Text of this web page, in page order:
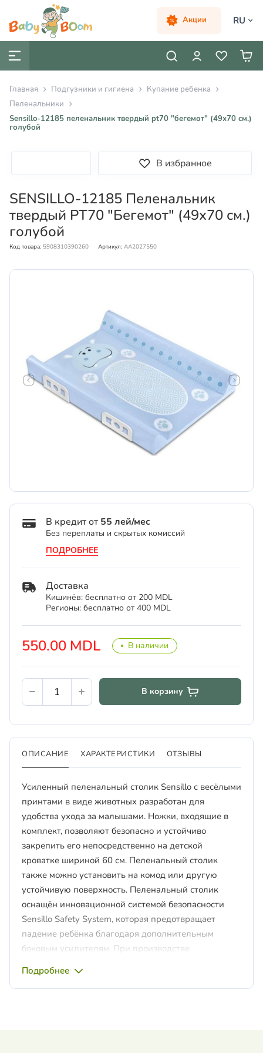
Акции RU
Главная Подгузники и гигиена
Купание ребенка
Пеленальники
Sensillo-12185 пеленальник твердый pt70 "бегемот" (49х70 см.)
голубой
В избранное
SENSILLO-12185 Пеленальник
твердый PT70 "Бегемот" (49х70 см.)
голубой
Код товара: 5908310390260 Артикул: AA2027550
550.00 MDL В наличии
В кредит от55 лей/мес
Без переплаты и скрытых комиссий
ПОДРОБНЕЕ
Доставка
Кишинёв: бесплатно от 200 MDL
Регионы: бесплатно от 400 MDL
В корзину
ОПИСАНИЕ ХАРАКТЕРИСТИКИ ОТЗЫВЫ
Усиленный пеленальный столик Sensillo с весёлыми
принтами в виде животных разработан для
удобства ухода за малышами. Ножки, входящие в
комплект, позволяют безопасно и устойчиво
закрепить его непосредственно на детской
кроватке шириной 60 см. Пеленальный столик
также можно установить на комод или другую
устойчивую поверхность. Пеленальный столик
оснащён инновационной системой безопасности
Sensillo Safety System, которая предотвращает
падение ребёнка благодаря дополнительным
боковым усилителям. При производстве
гарантирующие максимальную безопасность и
комфорт использования. Вощёная бумага, которой
Подробнее